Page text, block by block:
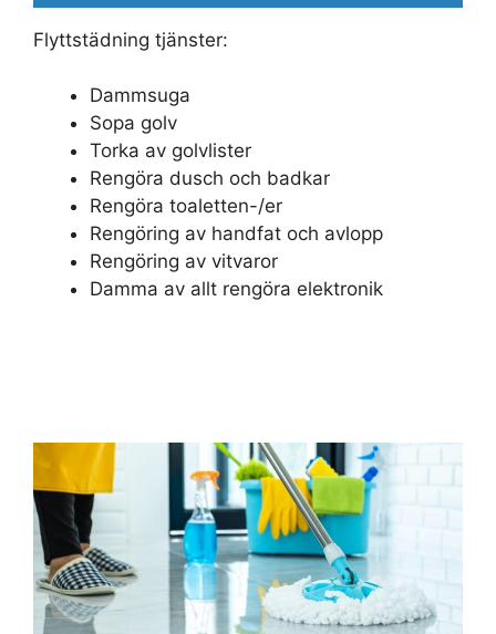
Flyttstädning tjänster:
Dammsuga
Sopa golv
Torka av golvlister
Rengöra dusch och badkar
Rengöra toaletten-/er
Rengöring av handfat och avlopp
Rengöring av vitvaror
Damma av allt rengöra elektronik